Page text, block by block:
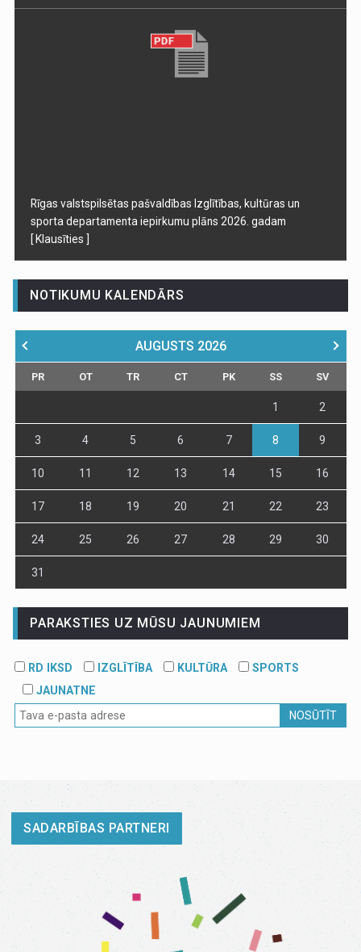
Rīgas valstspilsētas pašvaldības Izglītības, kultūras un
sporta departamenta iepirkumu plāns 2026. gadam
[ Klausīties ]
NOTIKUMU KALENDĀRS
AUGUSTS 2026
PR OT TR CT PK SS SV
1 2
3 4 5 6 7 8 9
10 11 12 13 14 15 16
17 18 19 20 21 22 23
24 25 26 27 28 29 30
31
PARAKSTIES UZ MŪSU JAUNUMIEM
RD IKSD IZGLĪTĪBA KULTŪRA
SPORTS
JAUNATNE
NOSŪTĪT
SADARBĪBAS PARTNERI